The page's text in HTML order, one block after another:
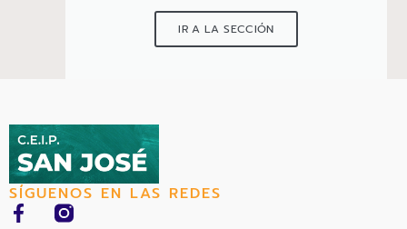
IR A LA SECCIÓN
SÍGUENOS EN LAS REDES
F